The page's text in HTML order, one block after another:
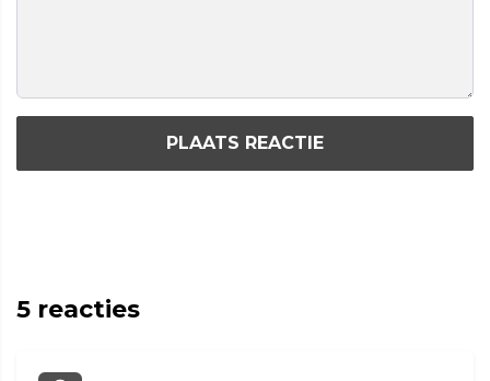
PLAATS REACTIE
5 reacties